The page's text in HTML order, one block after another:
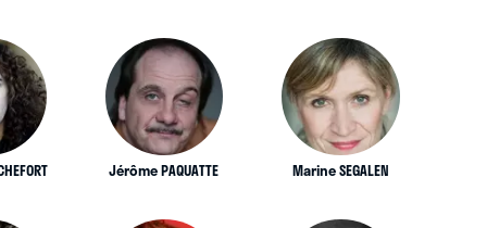
Jérôme PAQUATTE Marine SEGALEN